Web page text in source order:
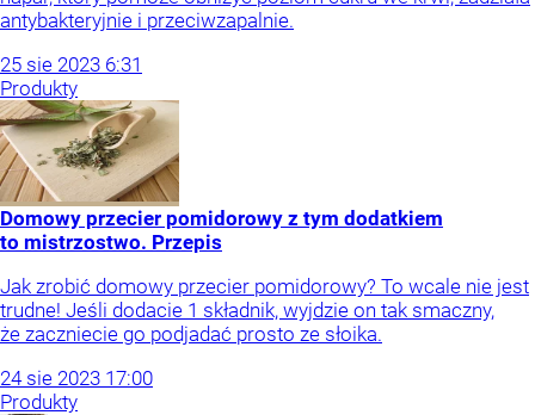
antybakteryjnie i przeciwzapalnie.
25 sie 2023 6:31
Produkty
Domowy przecier pomidorowy z tym dodatkiem
to mistrzostwo. Przepis
Jak zrobić domowy przecier pomidorowy? To wcale nie jest
trudne! Jeśli dodacie 1 składnik, wyjdzie on tak smaczny,
że zaczniecie go podjadać prosto ze słoika.
24 sie 2023 17:00
Produkty